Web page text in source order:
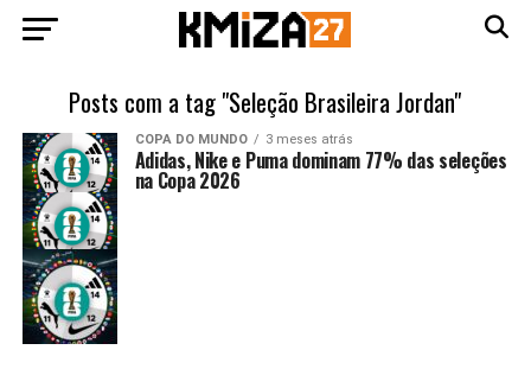
Posts com a tag "Seleção Brasileira Jordan"
COPA DO MUNDO 3 meses atrás
Adidas, Nike e Puma dominam 77% das seleções
na Copa 2026